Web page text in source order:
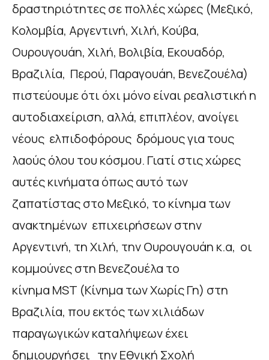
δραστηριότητες σε πολλές χώρες (Μεξικό,
Κολομβία, Αργεντινή, Χιλή, Κούβα,
Ουρουγουάη, Χιλή, Βολιβία, Εκουαδόρ,
Βραζιλία, Περού, Παραγουάη, Βενεζουέλα)
πιστεύουμε ότι όχι μόνο είναι ρεαλιστική η
αυτοδιαχείριση, αλλά, επιπλέον, ανοίγει
νέους ελπιδοφόρους δρόμους για τους
λαούς όλου του κόσμου. Γιατί στις χώρες
αυτές κινήματα όπως αυτό των
ζαπατίστας στο Μεξικό, το κίνημα των
ανακτημένων επιχειρήσεων στην
Αργεντινή, τη Χιλή, την Ουρουγουάη κ.α, οι
κομμούνες στη Βενεζουέλα το
κίνημα MST (Κίνημα των Χωρίς Γη) στη
Βραζιλία, που εκτός των χιλιάδων
παραγωγικών καταλήψεων έχει
δημιουργήσει την Εθνική Σχολή